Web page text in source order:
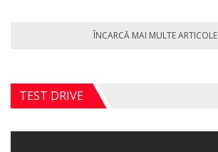
ÎNCARCĂ MAI MULTE ARTICOLE
TEST DRIVE